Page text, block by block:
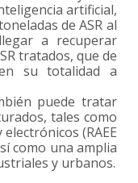
artificial,
de ASR al
a recuperar
tratados, que de
su totalidad a
puede tratar
tales como
(RAEE
como una amplia
y urbanos.